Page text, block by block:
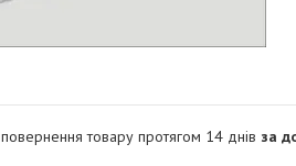
повернення товару протягом 14 днів за